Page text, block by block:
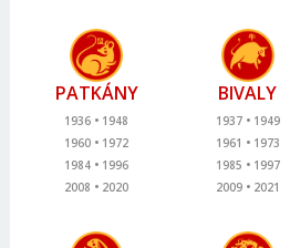
PATKÁNY
1936
1948
1960
1972
1984
1996
2008
2020
BIVALY
1937
1949
1961
1973
1985
1997
2009
2021